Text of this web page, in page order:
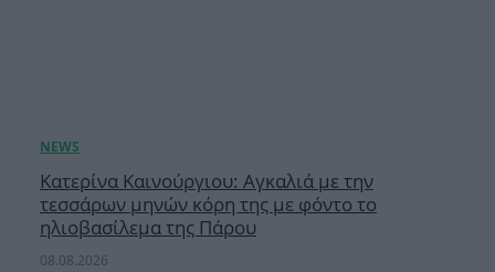
Κατερίνα Καινούργιου: Αγκαλιά με την
τεσσάρων μηνών κόρη της με φόντο το
ηλιοβασίλεμα της Πάρου
08.08.2026